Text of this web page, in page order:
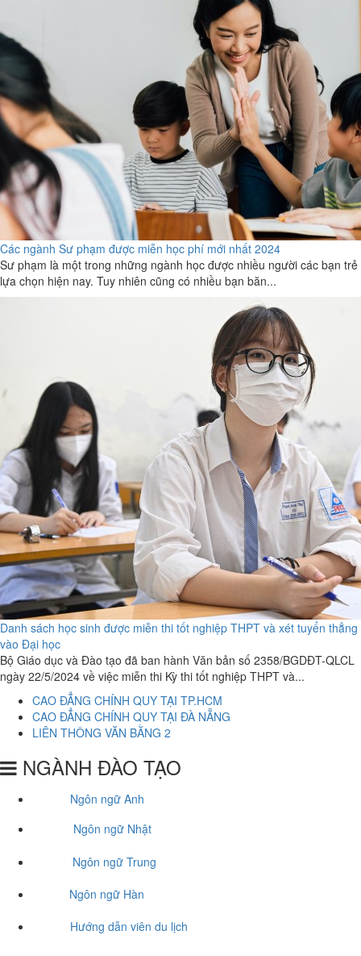
Các ngành Sư phạm được miễn học phí mới nhất 2024
Sư phạm là một trong những ngành học được nhiều người các bạn trẻ
lựa chọn hiện nay. Tuy nhiên cũng có nhiều bạn băn...
Danh sách học sinh được miễn thi tốt nghiệp THPT và xét tuyển thẳng
vào Đại học
Bộ Giáo dục và Đào tạo đã ban hành Văn bản số 2358/BGDĐT-QLCL
ngày 22/5/2024 về việc miễn thi Kỳ thi tốt nghiệp THPT và...
CAO ĐẲNG CHÍNH QUY TẠI TP.HCM
CAO ĐẲNG CHÍNH QUY TẠI ĐÀ NẴNG
LIÊN THÔNG VĂN BẰNG 2
NGÀNH ĐÀO TẠO
Ngôn ngữ Anh
Ngôn ngữ Nhật
Ngôn ngữ Trung
Ngôn ngữ Hàn
Hướng dẫn viên du lịch